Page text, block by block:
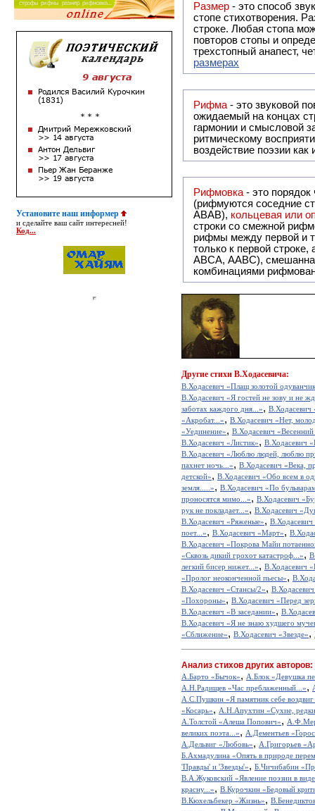
Установите наш информер
и сделайте ваш сайт интересней!
Код...
Размер - это способ
стопе стихотворения.
строке. Любая стопа
повторов стопы и
трехстопный анапест,
размерах
Рифма - это звуковой повтор, традиционно используемый в поэзии и, как
ожидаемый на концах
гармонии и смысловой
ритмическому
воздействие поэзии
Рифмовка - это
(рифмуются соседние
ABAB), кольцевая или
строки со смежной
рифмы между первой и
только к первой
ABCA, AABC), смешанная или вольная рифмовка (рифмовка в сложных строфах с различными
комбинациями
Другие стихи В.Ходасевича:
В.Ходасевич «Плащ золотой
В.Ходасевич «Я гостей не зову и не
заботах каждого дня...», В.Ходасевич
«Акробат...», В.Ходасевич «Нет,
«Уединение», В.Ходасевич «Весенний
В.Ходасевич «Листик», В.Ходасевич
В.Ходасевич «Люблю людей, люблю
пахнет ночь...», В.Ходасевич «Века,
детской», В.Ходасевич «Обо всем в
земля.....», В.Ходасевич «По
проносятся мимо...», В.Ходасевич
рук не покладает...», В.Ходасевич
В.Ходасевич «Ряженые», В.Ходасевич
поет...», В.Ходасевич «Март»,
В.Ходасевич «Покрова Майи
«Сквозь дикий грохот катастроф...»,
легкий бисер нижет...», В.Ходасевич
«Пролог неоконченной пьесы»,
В.Ходасевич «Стансы/2»,
«Похороны», В.Ходасевич «Перед
В.Ходасевич «В заседании»,
В.Ходасевич «Я не знаю худшего
«Сближение», В.Ходасевич «Звезде»,
Анализ стихов других авторов:
А.Барто «Бычок», А.Блок «Девушка
А.Н.Радищев «Час преблаженный...»,
А.С.Пушкин «Я памятник себе
«Косарь», А.Н.Апухтин «Сухие,
А.Толстой «Алеша Попович»,
великих поэта...», А.Дементьев
А.Дельвиг «Любовь», А.Григорьев
Б.Ахмадулина «Опять в природе
'Правды' и 'Звезды'», Б.Чичибабин
В.А.Жуковский «Явление поэзии в
красну...», В.Курочкин «Бедовый
В.Кюхельбекер «Жизнь»,